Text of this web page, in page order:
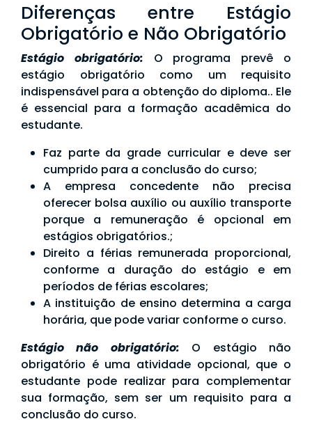
Diferenças entre Estágio
Obrigatório e Não Obrigatório
Estágio obrigatório: O programa prevê o
estágio obrigatório como um requisito
indispensável para a obtenção do diploma.. Ele
é essencial para a formação acadêmica do
estudante.
Faz parte da grade curricular e deve ser
cumprido para a conclusão do curso;
A empresa concedente não precisa
oferecer bolsa auxílio ou auxílio transporte
porque a remuneração é opcional em
estágios obrigatórios.;
Direito a férias remunerada proporcional,
conforme a duração do estágio e em
períodos de férias escolares;
A instituição de ensino determina a carga
horária, que pode variar conforme o curso.
Estágio não obrigatório: O estágio não
obrigatório é uma atividade opcional, que o
estudante pode realizar para complementar
sua formação, sem ser um requisito para a
conclusão do curso.